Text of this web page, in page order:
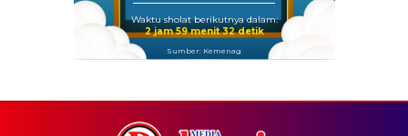
Waktu sholat berikutnya dalam:
2 jam 59 menit 32 detik
Sumber: Kemenag